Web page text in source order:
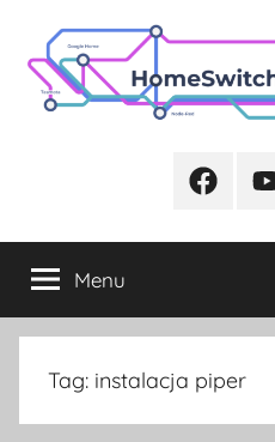
treści
Facebook
Menu
Tag: instalacja piper